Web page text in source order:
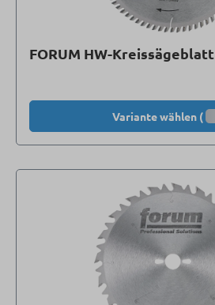
FORUM HW-Kreissägeblatt
Variante wählen (